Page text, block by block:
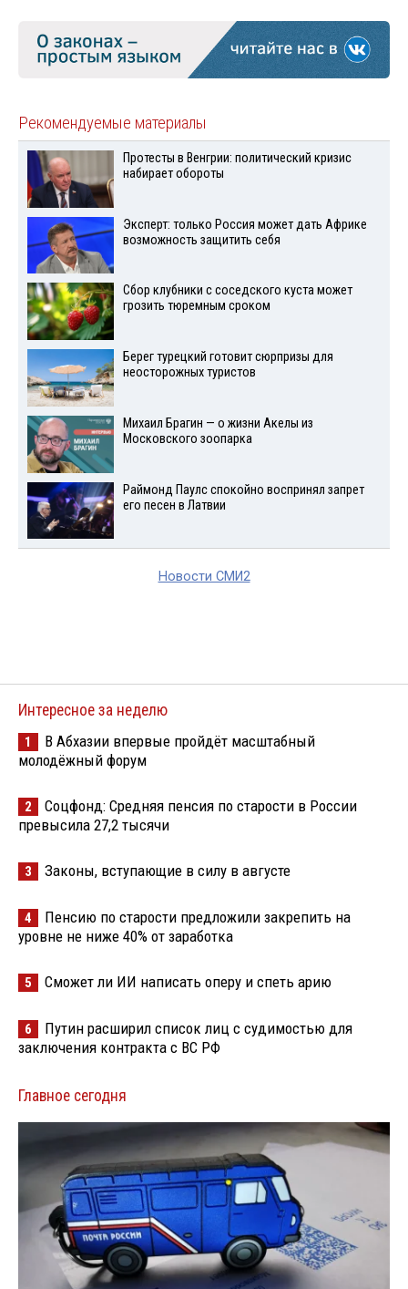
Рекомендуемые материалы
Протесты в Венгрии: политический кризис
набирает обороты
Эксперт: только Россия может дать Африке
возможность защитить себя
Сбор клубники с соседского куста может
грозить тюремным сроком
Берег турецкий готовит сюрпризы для
неосторожных туристов
Михаил Брагин — о жизни Акелы из
Московского зоопарка
Раймонд Паулс спокойно воспринял запрет
его песен в Латвии
Новости СМИ2
Интересное за неделю
1
В Абхазии впервые пройдёт масштабный
молодёжный форум
2
Соцфонд: Средняя пенсия по старости в России
превысила 27,2 тысячи
3 Законы, вступающие в силу в августе
4
Пенсию по старости предложили закрепить на
уровне не ниже 40% от заработка
5 Сможет ли ИИ написать оперу и спеть арию
6
Путин расширил список лиц с судимостью для
заключения контракта с ВС РФ
Главное сегодня